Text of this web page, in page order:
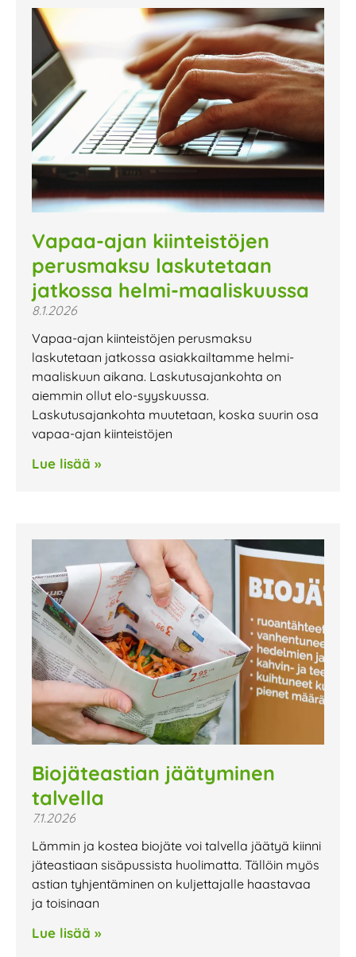
Vapaa-ajan kiinteistöjen
perusmaksu laskutetaan
jatkossa helmi-maaliskuussa
8.1.2026
Vapaa-ajan kiinteistöjen perusmaksu
laskutetaan jatkossa asiakkailtamme helmi-
maaliskuun aikana. Laskutusajankohta on
aiemmin ollut elo-syyskuussa.
Laskutusajankohta muutetaan, koska suurin osa
vapaa-ajan kiinteistöjen
Lue lisää »
Biojäteastian jäätyminen
talvella
7.1.2026
Lämmin ja kostea biojäte voi talvella jäätyä kiinni
jäteastiaan sisäpussista huolimatta. Tällöin myös
astian tyhjentäminen on kuljettajalle haastavaa
ja toisinaan
Lue lisää »